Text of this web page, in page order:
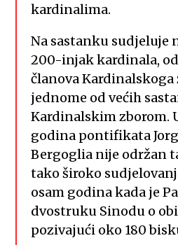
kardinalima.
Na sastanku sudjeluje
200-injak kardinala,
članova Kardinalskoga
jednome od većih
Kardinalskim zborom.
godina pontifikata
Bergoglia nije održan
tako široko
osam godina kada je
dvostruku Sinodu o
pozivajući oko 180